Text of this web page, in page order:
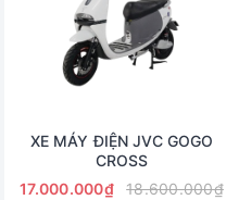
XE MÁY ĐIỆN JVC GOGO
CROSS
17.000.000₫
18.600.000₫